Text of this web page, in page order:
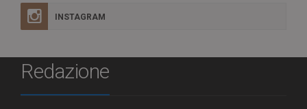
INSTAGRAM
Redazione